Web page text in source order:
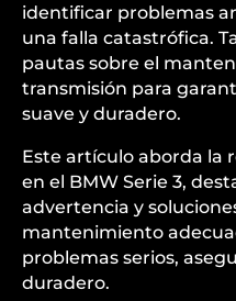
identificar problemas
una falla catastrófica.
pautas sobre el
transmisión para
suave y duradero.
Este artículo aborda la
en el BMW Serie 3,
advertencia y
mantenimiento
problemas serios,
duradero.